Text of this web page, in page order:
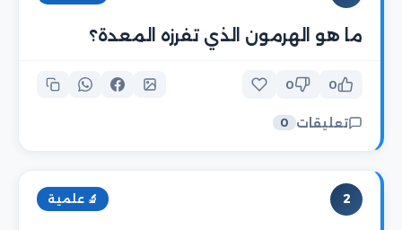
ما هو الهرمون الذي تفرزه المعدة؟
0
0
تعليقات 0
2 🔬 علمية